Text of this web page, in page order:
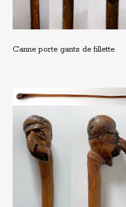
Canne porte gants de fillette